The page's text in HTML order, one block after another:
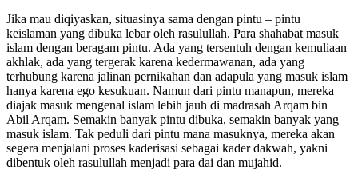
Jika mau diqiyaskan, situasinya sama dengan pintu – pintu
keislaman yang dibuka lebar oleh rasulullah. Para shahabat masuk
islam dengan beragam pintu. Ada yang tersentuh dengan kemuliaan
akhlak, ada yang tergerak karena kedermawanan, ada yang
terhubung karena jalinan pernikahan dan adapula yang masuk islam
hanya karena ego kesukuan. Namun dari pintu manapun, mereka
diajak masuk mengenal islam lebih jauh di madrasah Arqam bin
Abil Arqam. Semakin banyak pintu dibuka, semakin banyak yang
masuk islam. Tak peduli dari pintu mana masuknya, mereka akan
segera menjalani proses kaderisasi sebagai kader dakwah, yakni
dibentuk oleh rasulullah menjadi para dai dan mujahid.